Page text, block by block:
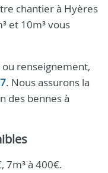
chantier à Hyères
et 10m³ vous
renseignement,
. Nous assurons la
des bennes à
7m³ à 400€.